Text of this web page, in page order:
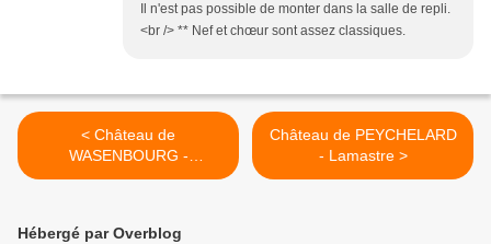
Il n'est pas possible de monter dans la salle de repli.
<br /> ** Nef et chœur sont assez classiques.
< Château de
WASENBOURG -
Niederbronn les bains
Château de PEYCHELARD
- Lamastre >
Hébergé par Overblog